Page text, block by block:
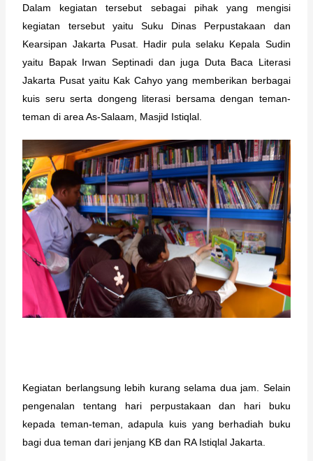
Dalam kegiatan tersebut sebagai pihak yang mengisi
kegiatan tersebut yaitu Suku Dinas Perpustakaan dan
Kearsipan Jakarta Pusat. Hadir pula selaku Kepala Sudin
yaitu Bapak Irwan Septinadi dan juga Duta Baca Literasi
Jakarta Pusat yaitu Kak Cahyo yang memberikan berbagai
kuis seru serta dongeng literasi bersama dengan teman-
teman di area As-Salaam, Masjid Istiqlal.
Kegiatan berlangsung lebih kurang selama dua jam. Selain
pengenalan tentang hari perpustakaan dan hari buku
kepada teman-teman, adapula kuis yang berhadiah buku
bagi dua teman dari jenjang KB dan RA Istiqlal Jakarta.